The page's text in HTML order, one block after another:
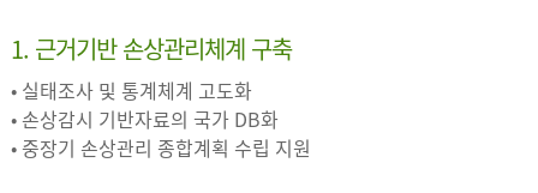
1. 근거기반 손상관리체계 구축
• 실태조사 및 통계체계 고도화
• 손상감시 기반자료의 국가 DB화
• 중장기 손상관리 종합계획 수립 지원